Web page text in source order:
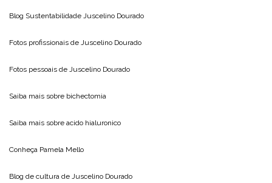
Blog Sustentabilidade Juscelino Dourado
Fotos profissionais de Juscelino Dourado
Fotos pessoais de Juscelino Dourado
Saiba mais sobre bichectomia
Saiba mais sobre acido hialuronico
Conheça Pamela Mello
Blog de cultura de Juscelino Dourado